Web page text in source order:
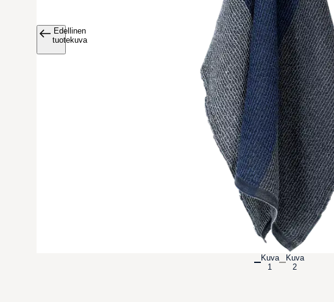
Avaa tuotekuva suurennettuna
Edellinen
tuotekuva
Kuva
1
Kuva
2